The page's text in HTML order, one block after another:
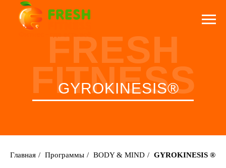
FRESH
FITNESS
GYROKINESIS®
Главная / Программы / BODY & MIND / GYROKINESIS ®